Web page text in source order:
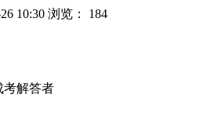
10:30 浏览： 184
考解答者